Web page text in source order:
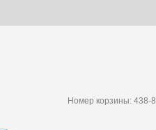
Номер корзины: 438-